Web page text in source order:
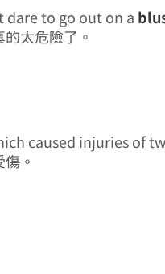
to go out on a
太危險了。
caused injuries of
。